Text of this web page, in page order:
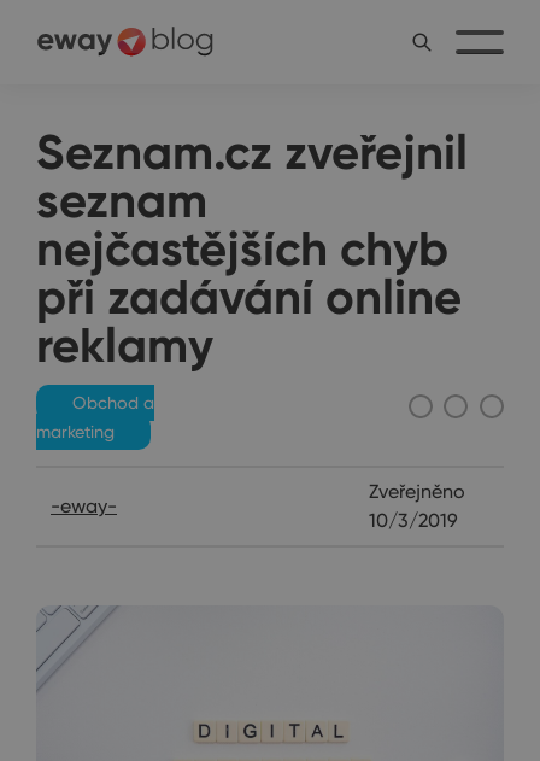
Seznam.cz zveřejnil
seznam
nejčastějších chyb
při zadávání online
reklamy
Obchod a
marketing
-eway-
Zveřejněno
10/3/2019